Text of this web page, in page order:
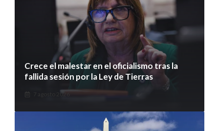
Crece el malestar en el oficialismo tras la
fallida sesión por la Ley de Tierras
7 agosto 2026